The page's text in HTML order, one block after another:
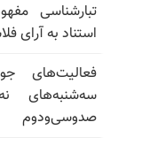
تبارشناسی
استناد به آرای
فعالیت‌های
سه‌شنبه‌های
صدوسی‌و‌دوم